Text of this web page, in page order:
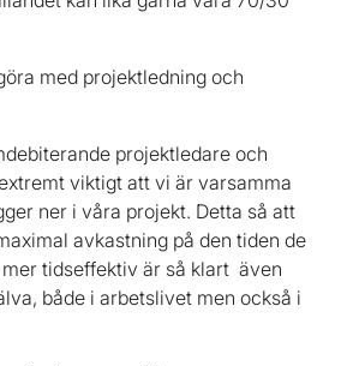
med projektledning och
projektledare och
viktigt att vi är varsamma
ner i våra projekt. Detta så att
avkastning på den tiden de
tidseffektiv är så klart även
både i arbetslivet men också i